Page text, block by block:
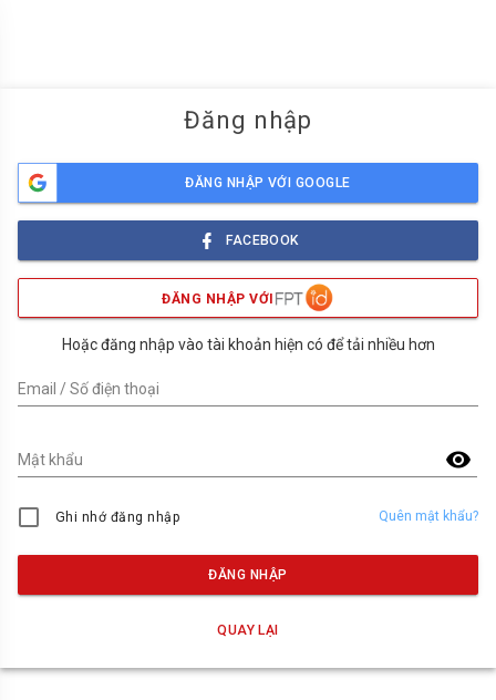
Đăng nhập
ĐĂNG NHẬP VỚI GOOGLE
FACEBOOK
ĐĂNG NHẬP VỚI
Hoặc đăng nhập vào tài khoản hiện có để tải nhiều hơn
Email / Số điện thoại
visibility
Mật khẩu
Ghi nhớ đăng nhập Quên mật khẩu?
ĐĂNG NHẬP
QUAY LẠI